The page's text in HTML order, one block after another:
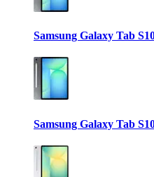
Samsung Galaxy Tab
Samsung Galaxy Tab